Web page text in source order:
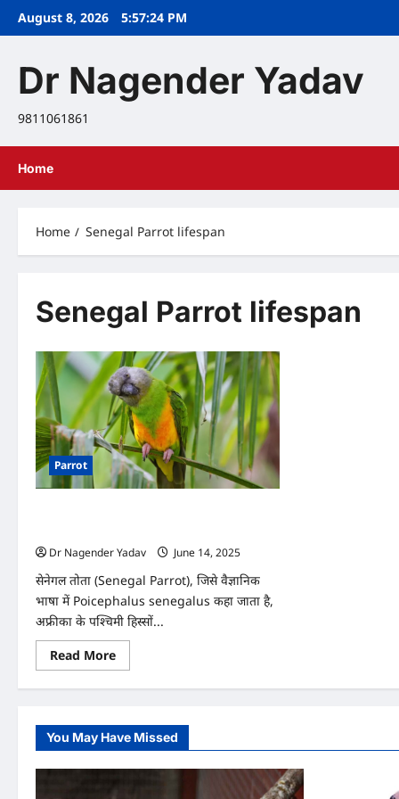
SkipAugust 8, 2026 5:57:25 PM
Dr Nagender Yadav
9811061861
Home
Home Senegal Parrot lifespan
Senegal Parrot lifespan
Parrot
Dr Nagender Yadav
June 14, 2025
सेनेगल तोता (Senegal Parrot), जिसे वैज्ञानिक
भाषा में Poicephalus senegalus कहा जाता है,
अफ्रीका के पश्चिमी हिस्सों...
Read MoreRead
more
सेनेगल
बनता
जा
रहा
है
की
You May Have Missed